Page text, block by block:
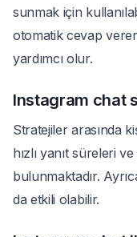
sunmak için
otomatik cevap
yardımcı olur.
Instagram chat
Stratejiler arasında
hızlı yanıt süreleri
bulunmaktadır.
da etkili olabilir.